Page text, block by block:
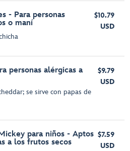
- Para personas
o maní
$10.79
USD
personas alérgicas a
se sirve con papas de
$9.79
USD
para niños - Aptos
a los frutos secos
$7.59
USD